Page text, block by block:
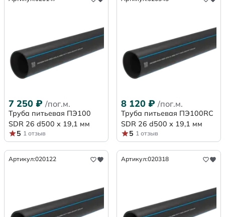
7 250 ₽ /пог.м.
Труба питьевая ПЭ100
SDR 26 d500 х 19,1 мм
5 1 отзыв
8 120 ₽ /пог.м.
Труба питьевая ПЭ100RC
SDR 26 d500 х 19,1 мм
5 1 отзыв
Артикул:020122 Артикул:020318